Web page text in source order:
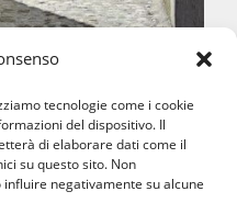
tecnologie come i cookie
del dispositivo. Il
di elaborare dati come il
su questo sito. Non
negativamente su alcune